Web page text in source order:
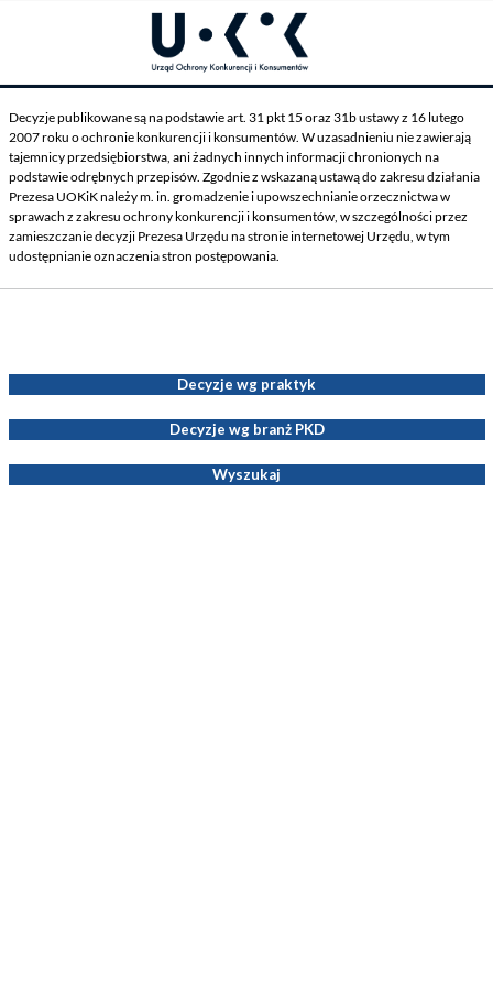
Decyzje publikowane są na podstawie art. 31 pkt 15 oraz 31b ustawy z 16 lutego
2007 roku o ochronie konkurencji i konsumentów. W uzasadnieniu nie zawierają
tajemnicy przedsiębiorstwa, ani żadnych innych informacji chronionych na
podstawie odrębnych przepisów. Zgodnie z wskazaną ustawą do zakresu działania
Prezesa UOKiK należy m. in. gromadzenie i upowszechnianie orzecznictwa w
sprawach z zakresu ochrony konkurencji i konsumentów, w szczególności przez
zamieszczanie decyzji Prezesa Urzędu na stronie internetowej Urzędu, w tym
udostępnianie oznaczenia stron postępowania.
Decyzje wg praktyk
Decyzje wg branż PKD
Wyszukaj